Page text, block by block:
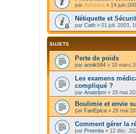
par Antoine » 14 juin
Nétiquette et
par Cath » 01 juil. 2003,
SUJETS
Perte de poids
par annik584 » 10 mars
Les examens
compliqué ?
par Anaisfpm » 29 mai
Boulimie et envie
par FanEpica » 28 mai
Comment gérer la
par Preenita » 12 déc.